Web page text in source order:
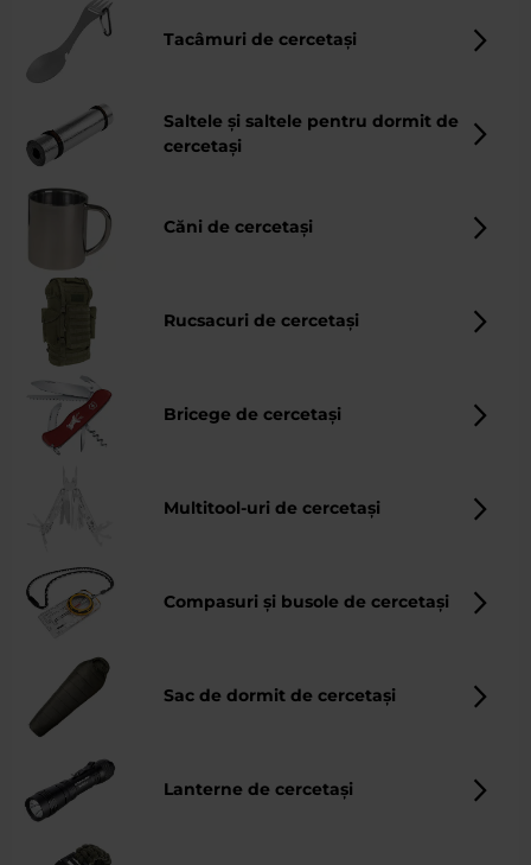
Tacâmuri de cercetași
Saltele și saltele pentru dormit de
cercetași
Căni de cercetași
Rucsacuri de cercetași
Bricege de cercetași
Multitool-uri de cercetași
Compasuri și busole de cercetași
Sac de dormit de cercetași
Lanterne de cercetași